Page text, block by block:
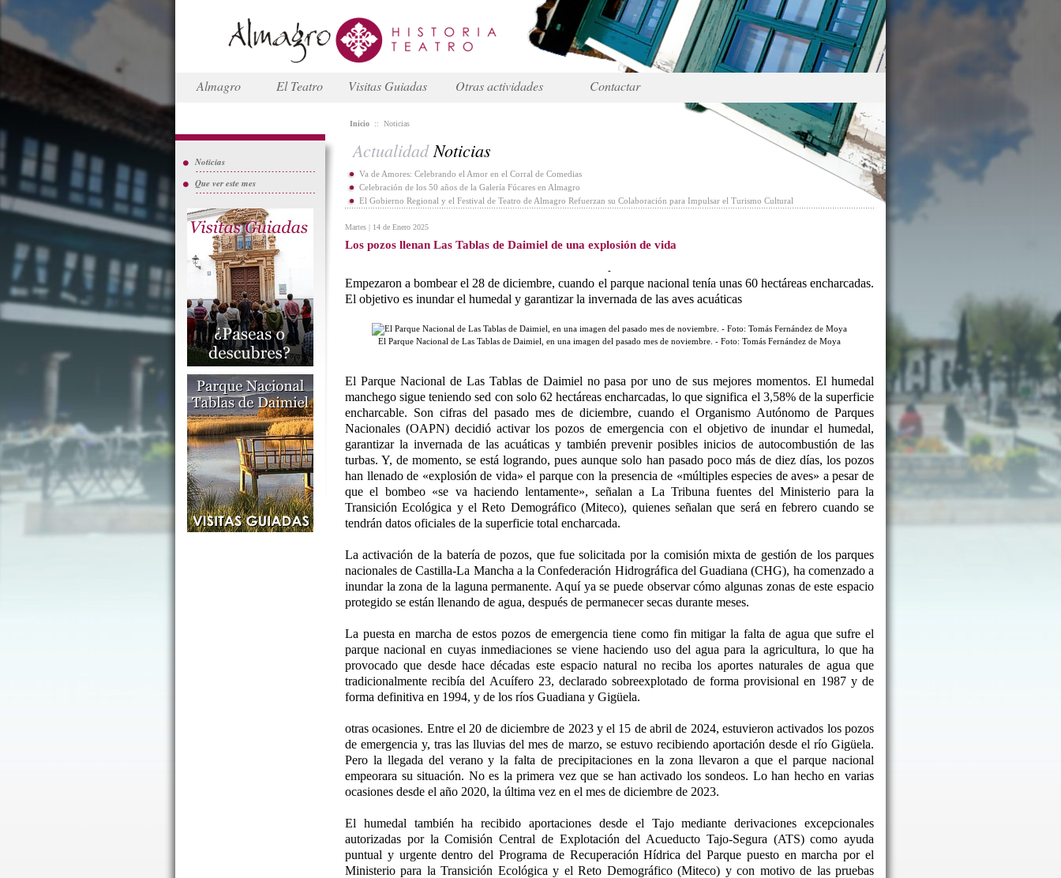
Almagro El Teatro Visitas Guiadas Otras actividades Contactar
Noticias
Que ver este mes
Inicio :: Noticias
ActualidadNoticias
Va de Amores: Celebrando el Amor en el Corral de Comedias
Celebración de los 50 años de la Galería Fúcares en Almagro
El Gobierno Regional y el Festival de Teatro de Almagro Refuerzan su Colaboración para Impulsar el Turismo Cultural
Martes | 14 de Enero 2025
Los pozos llenan Las Tablas de Daimiel de una explosión de vida
-
Empezaron a bombear el 28 de diciembre, cuando el parque nacional tenía unas 60 hectáreas encharcadas.
El objetivo es inundar el humedal y garantizar la invernada de las aves acuáticas
El Parque Nacional de Las Tablas de Daimiel, en una imagen del pasado mes de noviembre. - Foto: Tomás Fernández de Moya
El Parque Nacional de Las Tablas de Daimiel no pasa por uno de sus mejores momentos. El humedal
manchego sigue teniendo sed con solo 62 hectáreas encharcadas, lo que significa el 3,58% de la superficie
encharcable. Son cifras del pasado mes de diciembre, cuando el Organismo Autónomo de Parques
Nacionales (OAPN) decidió activar los pozos de emergencia con el objetivo de inundar el humedal,
garantizar la invernada de las acuáticas y también prevenir posibles inicios de autocombustión de las
turbas. Y, de momento, se está logrando, pues aunque solo han pasado poco más de diez días, los pozos
han llenado de «explosión de vida» el parque con la presencia de «múltiples especies de aves» a pesar de
que el bombeo «se va haciendo lentamente», señalan a La Tribuna fuentes del Ministerio para la
Transición Ecológica y el Reto Demográfico (Miteco), quienes señalan que será en febrero cuando se
tendrán datos oficiales de la superficie total encharcada.
La activación de la batería de pozos, que fue solicitada por la comisión mixta de gestión de los parques
nacionales de Castilla-La Mancha a la Confederación Hidrográfica del Guadiana (CHG), ha comenzado a
inundar la zona de la laguna permanente. Aquí ya se puede observar cómo algunas zonas de este espacio
protegido se están llenando de agua, después de permanecer secas durante meses.
La puesta en marcha de estos pozos de emergencia tiene como fin mitigar la falta de agua que sufre el
parque nacional en cuyas inmediaciones se viene haciendo uso del agua para la agricultura, lo que ha
provocado que desde hace décadas este espacio natural no reciba los aportes naturales de agua que
tradicionalmente recibía del Acuífero 23, declarado sobreexplotado de forma provisional en 1987 y de
forma definitiva en 1994, y de los ríos Guadiana y Gigüela.
otras ocasiones. Entre el 20 de diciembre de 2023 y el 15 de abril de 2024, estuvieron activados los pozos
de emergencia y, tras las lluvias del mes de marzo, se estuvo recibiendo aportación desde el río Gigüela.
Pero la llegada del verano y la falta de precipitaciones en la zona llevaron a que el parque nacional
empeorara su situación. No es la primera vez que se han activado los sondeos. Lo han hecho en varias
ocasiones desde el año 2020, la última vez en el mes de diciembre de 2023.
El humedal también ha recibido aportaciones desde el Tajo mediante derivaciones excepcionales
autorizadas por la Comisión Central de Explotación del Acueducto Tajo-Segura (ATS) como ayuda
puntual y urgente dentro del Programa de Recuperación Hídrica del Parque puesto en marcha por el
Ministerio para la Transición Ecológica y el Reto Demográfico (Miteco) y con motivo de las pruebas